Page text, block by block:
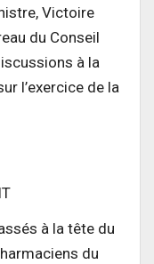
Victoire
du Conseil
à la
l’exercice de la
à la tête du
du